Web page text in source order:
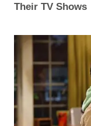
Their TV Shows